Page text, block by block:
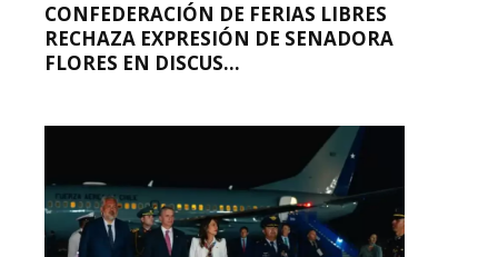
CONFEDERACIÓN DE FERIAS LIBRES
RECHAZA EXPRESIÓN DE SENADORA
FLORES EN DISCUS...